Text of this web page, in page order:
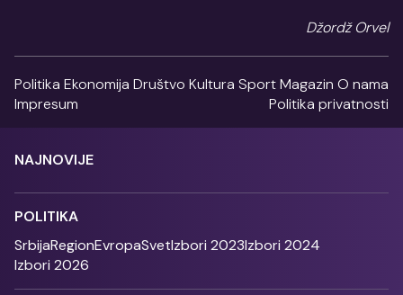
Džordž Orvel
Politika Ekonomija Društvo Kultura SportMagazin O nama
Impresum
Politika privatnosti
NAJNOVIJE
POLITIKA
SrbijaRegionEvropaSvetIzbori 2023Izbori 2024
Izbori 2026